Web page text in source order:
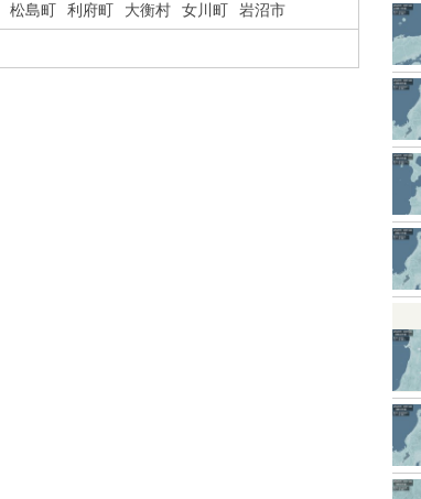
松島町 利府町 大衡村 女川町 岩沼市